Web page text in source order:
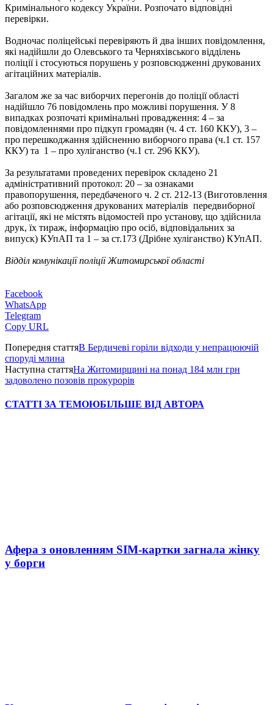
Кримінального кодексу України. Розпочато відповідні
перевірки.
Водночас поліцейські перевіряють й два інших повідомлення,
які надійшли до Олевського та Черняхівського відділень
поліції і стосуються порушень у розповсюдженні друкованих
агітаційних матеріалів.
Загалом же за час виборчих перегонів до поліції області
надійшло 76 повідомлень про можливі порушення. У 8
випадках розпочаті кримінальні провадження: 4 – за
повідомленнями про підкуп громадян (ч. 4 ст. 160 ККУ), 3 –
про перешкоджання здійсненню виборчого права (ч.1 ст. 157
ККУ) та 1 – про хуліганство (ч.1 ст. 296 ККУ).
За результатами проведених перевірок складено 21
адміністративний протокол: 20 – за ознаками
правопорушення, передбаченого ч. 2 ст. 212-13 (Виготовлення
або розповсюдження друкованих матеріалів передвиборної
агітації, які не містять відомостей про установу, що здійснила
друк, їх тираж, інформацію про осіб, відповідальних за
випуск) КУпАП та 1 – за ст.173 (Дрібне хуліганство) КУпАП.
Відділ комунікації поліції Житомирської області
Facebook
WhatsApp
Telegram
Copy URL
Попередня статтяВ Бердичеві горіли відходи у непрацюючій
споруді млина
Наступна статтяНа Житомирщині на понад 184 млн грн
задоволено позовів прокурорів
СТАТТІ ЗА ТЕМОЮБІЛЬШЕ ВІД АВТОРА
Афера з оновленням SIM-картки загнала жінку
у борги